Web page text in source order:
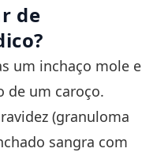
de
um inchaço mole e
de um caroço.
(granuloma
sangra com